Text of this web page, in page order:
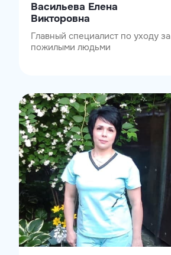
Васильева Елена
Викторовна
Главный специалист по уходу за
пожилыми людьми